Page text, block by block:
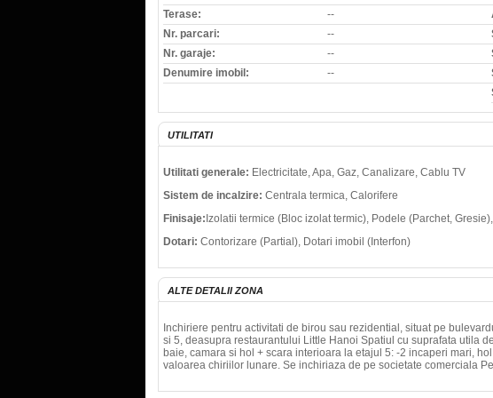
Terase:
--
Nr. parcari:
--
Nr. garaje:
--
Denumire imobil:
--
UTILITATI
Utilitati generale: Electricitate, Apa, Gaz, Canalizare, Cablu TV
Sistem de incalzire: Centrala termica, Calorifere
Finisaje: Izolatii termice (Bloc izolat termic), Podele (Parchet,
Dotari: Contorizare (Partial), Dotari imobil (Interfon)
ALTE DETALII ZONA
Inchiriere pentru activitati de birou sau rezidential, situat pe
si 5, deasupra restaurantului Little Hanoi Spatiul cu suprafata utila
baie, camara si hol + scara interioara la etajul 5: -2 incaperi mari,
valoarea chiriilor lunare. Se inchiriaza de pe societate comerciala